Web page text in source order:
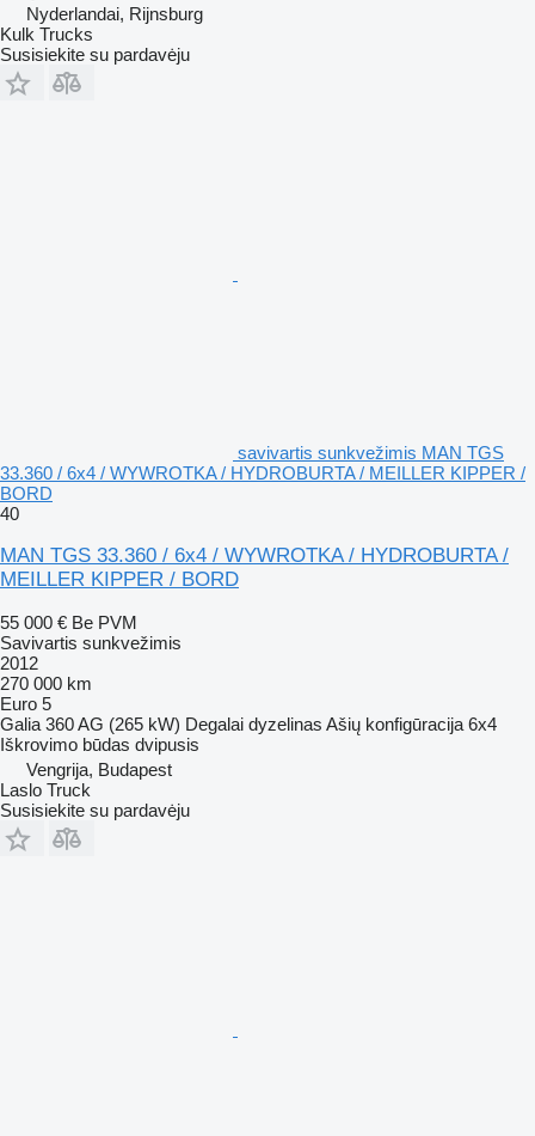
Nyderlandai, Rijnsburg
Kulk Trucks
Susisiekite su pardavėju
savivartis sunkvežimis MAN TGS
33.360 / 6x4 / WYWROTKA / HYDROBURTA / MEILLER KIPPER /
BORD
40
MAN TGS 33.360 / 6x4 / WYWROTKA / HYDROBURTA /
MEILLER KIPPER / BORD
55 000 € Be PVM
Savivartis sunkvežimis
2012
270 000 km
Euro 5
Galia 360 AG (265 kW) Degalai dyzelinas Ašių konfigūracija 6x4
Iškrovimo būdas dvipusis
Vengrija, Budapest
Laslo Truck
Susisiekite su pardavėju